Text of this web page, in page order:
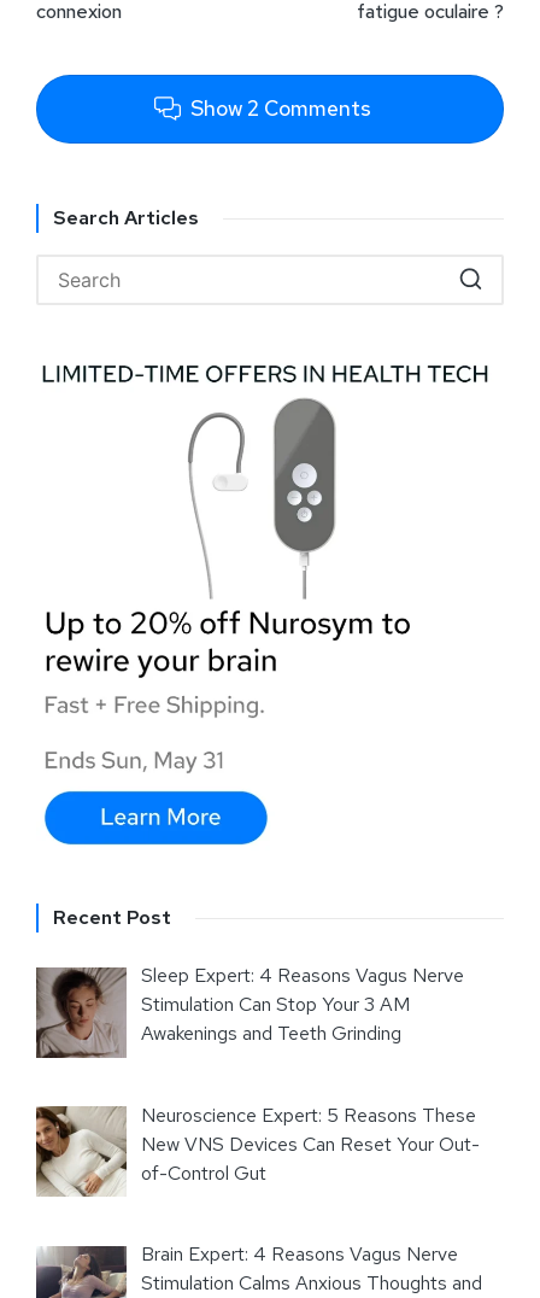
connexion
fatigue oculaire ?
Show 2 Comments
Search Articles
Recent Post
Sleep Expert: 4 Reasons Vagus Nerve
Stimulation Can Stop Your 3 AM
Awakenings and Teeth Grinding
Neuroscience Expert: 5 Reasons These
New VNS Devices Can Reset Your Out-
of-Control Gut
Brain Expert: 4 Reasons Vagus Nerve
Stimulation Calms Anxious Thoughts and